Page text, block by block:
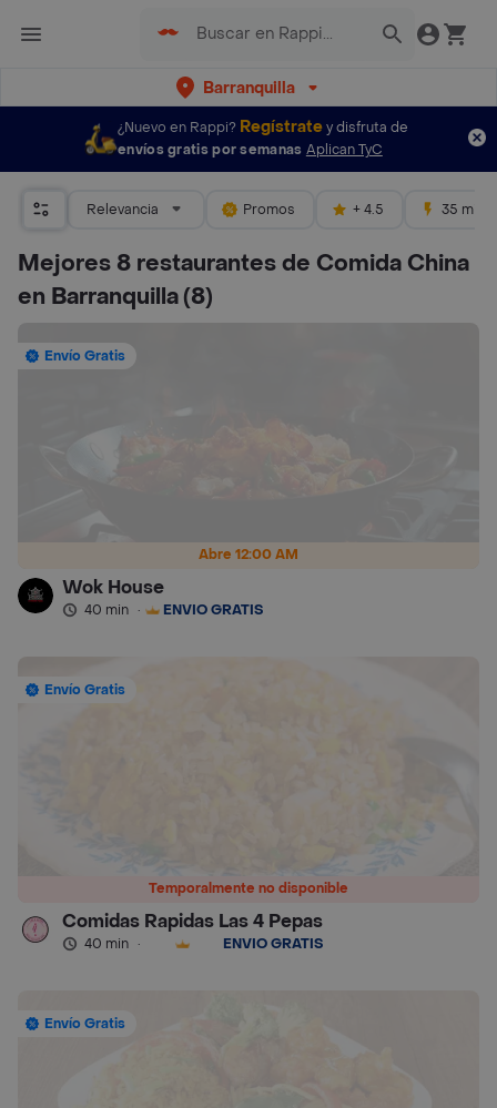
Barranquilla
¿Nuevo en Rappi? Regístratey disfruta de
envíos gratis por semanas Aplican TyC
Relevancia Promos + 4.5 35 mins
Mejores 8 restaurantes de Comida China
en Barranquilla(8)
Abre 12:00 AM
Envío Gratis
Wok House
40 min · ENVÍO GRATIS
Temporalmente no disponible
Envío Gratis
Comidas Rapidas Las 4 Pepas
40 min · ENVÍO GRATIS
Envío Gratis